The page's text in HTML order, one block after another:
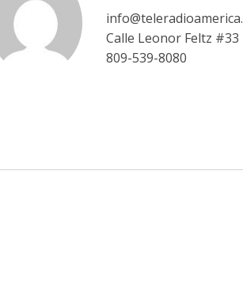
Calle Leonor Feltz
809-539-8080